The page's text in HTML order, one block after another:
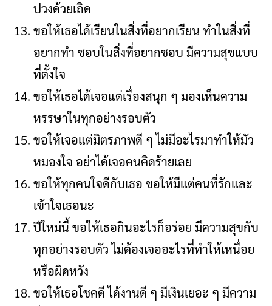
ปวงด้วยเถิด
ขอให้เธอได้เรียนในสิ่งที่อยากเรียน ทำในสิ่งที่
อยากทำ ชอบในสิ่งที่อยากชอบ มีความสุขแบบ
ที่ตั้งใจ
ขอให้เธอได้เจอแต่เรื่องสนุก ๆ มองเห็นความ
หรรษาในทุกอย่างรอบตัว
ขอให้เจอแต่มิตรภาพดี ๆ ไม่มีอะไรมาทำให้มัว
หมองใจ อย่าได้เจอคนคิดร้ายเลย
ขอให้ทุกคนใจดีกับเธอ ขอให้มีแต่คนที่รักและ
เข้าใจเธอนะ
ปีใหม่นี้ ขอให้เธอกินอะไรก็อร่อย มีความสุขกับ
ทุกอย่างรอบตัว ไม่ต้องเจออะไรที่ทำให้เหนื่อย
หรือผิดหวัง
ขอให้เธอโชคดี ได้งานดี ๆ มีเงินเยอะ ๆ มีความ